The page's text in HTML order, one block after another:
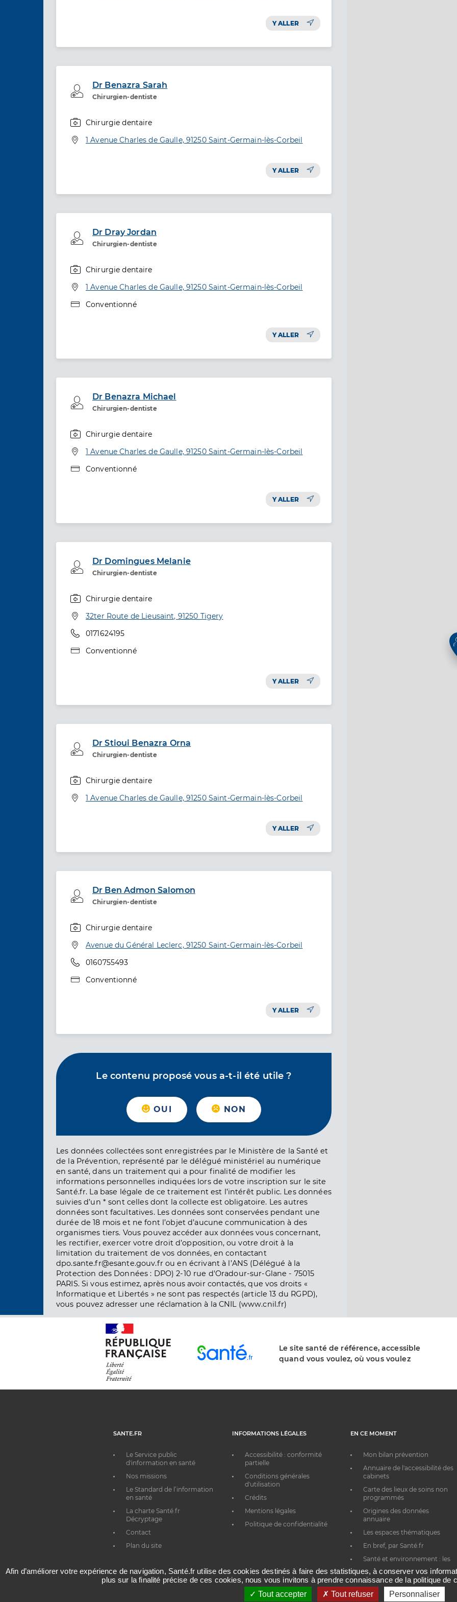
Y ALLER
Dr Benazra Sarah
Chirurgien-dentiste
Professionel de santé
Chirurgie dentaire
Adresse
1 Avenue Charles de Gaulle, 91250 Saint-Germain-lès-Corbeil
Y ALLER
Dr Dray Jordan
Chirurgien-dentiste
Professionel de santé
Chirurgie dentaire
Adresse
1 Avenue Charles de Gaulle, 91250 Saint-Germain-lès-Corbeil
Type de convention
Conventionné
Y ALLER
Dr Benazra Michael
Chirurgien-dentiste
Professionel de santé
Chirurgie dentaire
Adresse
1 Avenue Charles de Gaulle, 91250 Saint-Germain-lès-Corbeil
Type de convention
Conventionné
Y ALLER
Dr Domingues Melanie
Chirurgien-dentiste
Professionel de santé
Chirurgie dentaire
Adresse
32ter Route de Lieusaint, 91250 Tigery
Téléphone
0171624195
Type de convention
Conventionné
Y ALLER
Dr Stioui Benazra Orna
Chirurgien-dentiste
Professionel de santé
Chirurgie dentaire
Adresse
1 Avenue Charles de Gaulle, 91250 Saint-Germain-lès-Corbeil
Y ALLER
Dr Ben Admon Salomon
Chirurgien-dentiste
Professionel de santé
Chirurgie dentaire
Adresse
Avenue du Général Leclerc, 91250 Saint-Germain-lès-Corbeil
Téléphone
0160755493
Type de convention
Conventionné
Y ALLER
Le contenu proposé vous a-t-il été utile ?
OUI NON
Les données collectées sont enregistrées par le Ministère de la Santé et
de la Prévention, représenté par le délégué ministériel au numérique
en santé, dans un traitement qui a pour finalité de modifier les
informations personnelles indiquées lors de votre inscription sur le site
Santé.fr. La base légale de ce traitement est l’intérêt public. Les données
suivies d’un * sont celles dont la collecte est obligatoire. Les autres
données sont facultatives. Les données sont conservées pendant une
durée de 18 mois et ne font l’objet d’aucune communication à des
organismes tiers. Vous pouvez accéder aux données vous concernant,
les rectifier, exercer votre droit d’opposition, ou votre droit à la
limitation du traitement de vos données, en contactant
dpo.sante.fr@esante.gouv.fr ou en écrivant à l’ANS (Délégué à la
Protection des Données : DPO) 2-10 rue d'Oradour-sur-Glane - 75015
PARIS. Si vous estimez, après nous avoir contactés, que vos droits «
Informatique et Libertés » ne sont pas respectés (article 13 du RGPD),
vous pouvez adresser une réclamation à la CNIL (www.cnil.fr)
Le site santé de référence, accessible
quand vous voulez, où vous voulez
SANTE.FR
Le Service public
d'information en santé
Nos missions
Le Standard de l’information
en santé
La charte Santé.fr
Décryptage
Contact
Plan du site
INFORMATIONS LÉGALES
Accessibilité : conformité
partielle
Conditions générales
d'utilisation
Crédits
Mentions légales
Politique de confidentialité
EN CE MOMENT
Mon bilan prévention
Annuaire de l'accessibilité des
cabinets
Carte des lieux de soins non
programmés
Origines des données
annuaire
Les espaces thématiques
En bref, par Santé.fr
Santé et environnement : les
bons réflexes au quotidien
Afin d’améliorer votre expérience de navigation, Santé.fr utilise des cookies destinés à faire des statistiques, à conserver vos
plus sur la finalité précise de ces cookies, nous vous invitons à prendre connaissance de la politique de
Tout accepter
Tout refuser Personnaliser